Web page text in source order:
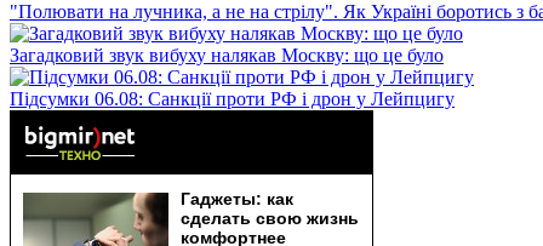
"Полювати на лучника, а не на стрілу". Як Україні боротись з
Загадковий звук вибуху налякав Москву: що це було
Підсумки 06.08: Санкції проти РФ і дрон у Лейпцигу